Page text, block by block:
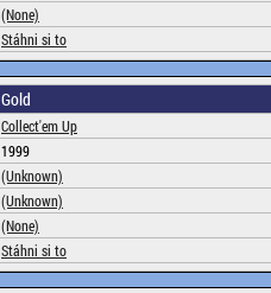
(None)
Stáhni si to
Gold
Collect'em Up
1999
(Unknown)
(Unknown)
(None)
Stáhni si to